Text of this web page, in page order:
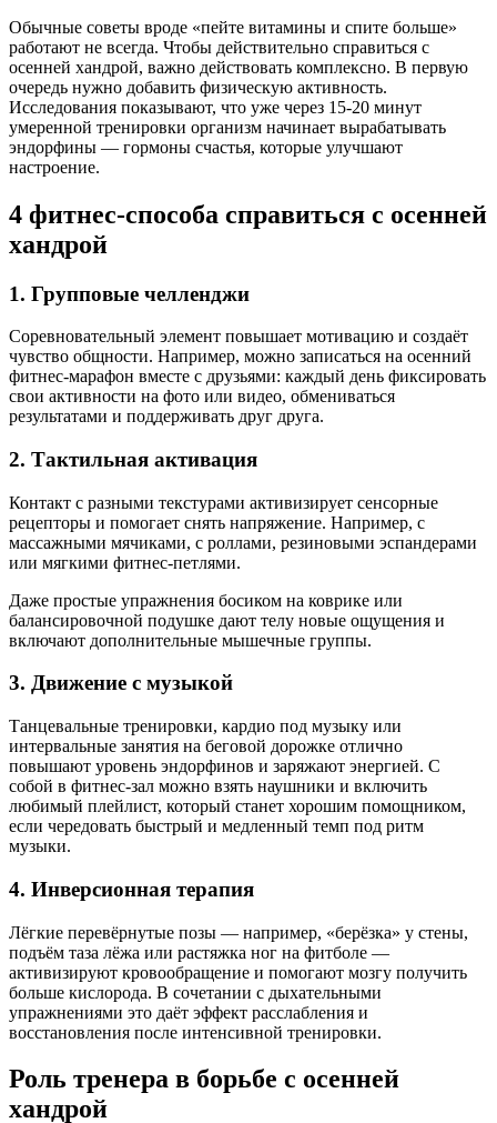
Обычные советы вроде «пейте витамины и спите больше»
работают не всегда. Чтобы действительно справиться с
осенней хандрой, важно действовать комплексно. В первую
очередь нужно добавить физическую активность.
Исследования показывают, что уже через 15-20 минут
умеренной тренировки организм начинает вырабатывать
эндорфины — гормоны счастья, которые улучшают
настроение.
4 фитнес-способа справиться с осенней
хандрой
1. Групповые челленджи
Соревновательный элемент повышает мотивацию и создаёт
чувство общности. Например, можно записаться на осенний
фитнес-марафон вместе с друзьями: каждый день фиксировать
свои активности на фото или видео, обмениваться
результатами и поддерживать друг друга.
2. Тактильная активация
Контакт с разными текстурами активизирует сенсорные
рецепторы и помогает снять напряжение. Например, с
массажными мячиками, с роллами, резиновыми эспандерами
или мягкими фитнес-петлями.
Даже простые упражнения босиком на коврике или
балансировочной подушке дают телу новые ощущения и
включают дополнительные мышечные группы.
3. Движение с музыкой
Танцевальные тренировки, кардио под музыку или
интервальные занятия на беговой дорожке отлично
повышают уровень эндорфинов и заряжают энергией. С
собой в фитнес-зал можно взять наушники и включить
любимый плейлист, который станет хорошим помощником,
если чередовать быстрый и медленный темп под ритм
музыки.
4. Инверсионная терапия
Лёгкие перевёрнутые позы — например, «берёзка» у стены,
подъём таза лёжа или растяжка ног на фитболе —
активизируют кровообращение и помогают мозгу получить
больше кислорода. В сочетании с дыхательными
упражнениями это даёт эффект расслабления и
восстановления после интенсивной тренировки.
Роль тренера в борьбе с осенней
хандрой